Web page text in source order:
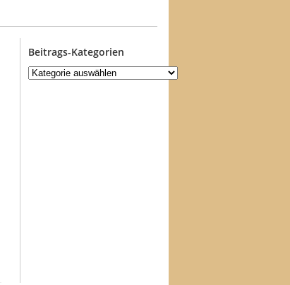
Beitrags-Kategorien
Beitrags-
Kategorien